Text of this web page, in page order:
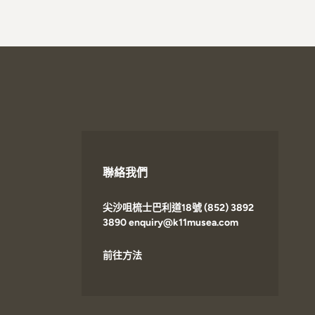
聯絡我們
尖沙咀梳士巴利道18號 (852) 3892
3890 enquiry@k11musea.com
前往方法